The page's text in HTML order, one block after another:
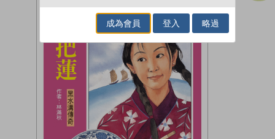
成為會員 登入 略過